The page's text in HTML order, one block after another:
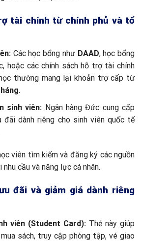
tài chính từ chính phủ và tổ
Các học bổng như DAAD, học bổng
hoặc các chính sách hỗ trợ tài chính
thường mang lại khoản trợ cấp từ
sinh viên: Ngân hàng Đức cung cấp
đãi dành riêng cho sinh viên quốc tế
viên tìm kiếm và đăng ký các nguồn
cầu và năng lực cá nhân.
đãi và giảm giá dành riêng
viên (Student Card):Thẻ này giúp
sách, truy cập phòng tập, vé giao